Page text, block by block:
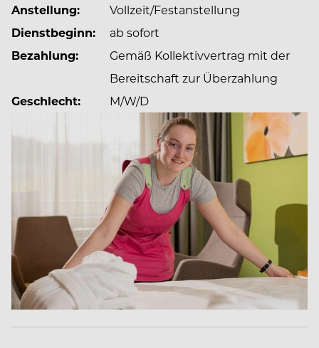
Bereich Mitarbeitenden Zufriedenheit.
Anstellung:
Vollzeit/Festanstellung
Dienstbeginn:
ab sofort
Bezahlung:
Gemäß Kollektivvertrag mit der
Bereitschaft zur Überzahlung
Geschlecht:
M/W/D